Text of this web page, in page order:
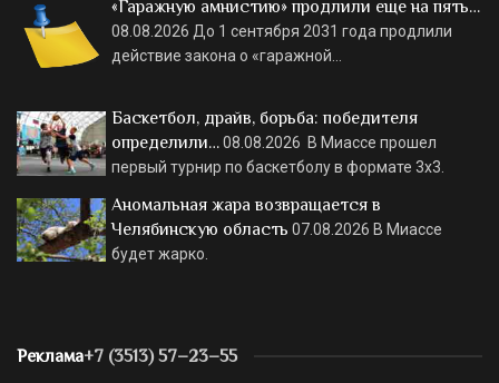
«Гаражную амнистию» продлили еще на пять…
08.08.2026 До 1 сентября 2031 года продлили
действие закона о «гаражной…
Баскетбол, драйв, борьба: победителя
определили…08.08.2026 В Миассе прошел
первый турнир по баскетболу в формате 3х3.
Аномальная жара возвращается в
Челябинскую область 07.08.2026 В Миассе
будет жарко.
Реклама+7 (3513) 57–23–55